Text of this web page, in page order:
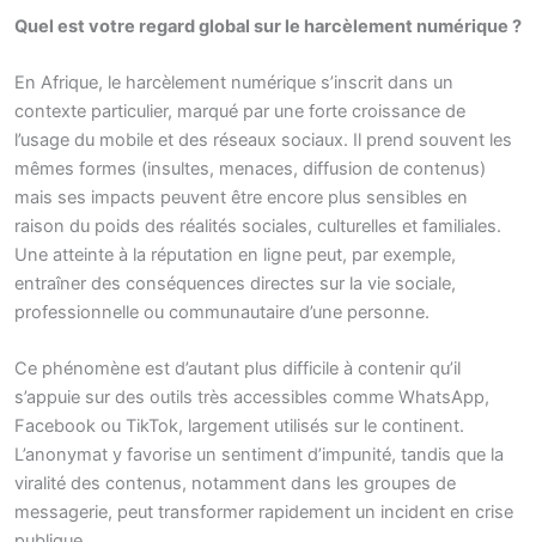
Quel est votre regard global sur le harcèlement numérique ?
En Afrique, le harcèlement numérique s’inscrit dans un
contexte particulier, marqué par une forte croissance de
l’usage du mobile et des réseaux sociaux. Il prend souvent les
mêmes formes (insultes, menaces, diffusion de contenus)
mais ses impacts peuvent être encore plus sensibles en
raison du poids des réalités sociales, culturelles et familiales.
Une atteinte à la réputation en ligne peut, par exemple,
entraîner des conséquences directes sur la vie sociale,
professionnelle ou communautaire d’une personne.
Ce phénomène est d’autant plus difficile à contenir qu’il
s’appuie sur des outils très accessibles comme WhatsApp,
Facebook ou TikTok, largement utilisés sur le continent.
L’anonymat y favorise un sentiment d’impunité, tandis que la
viralité des contenus, notamment dans les groupes de
messagerie, peut transformer rapidement un incident en crise